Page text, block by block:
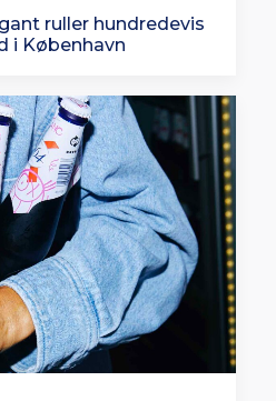
ruller hundredevis
i København